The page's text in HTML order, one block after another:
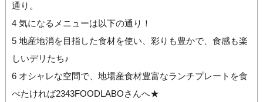
通り。
4気になるメニューは以下の通り！
5地産地消を目指した食材を使い、彩りも豊かで、食感も楽
しいデリたち♪
6オシャレな空間で、地場産食材豊富なランチプレートを食
べたければ2343FOODLABOさんへ★